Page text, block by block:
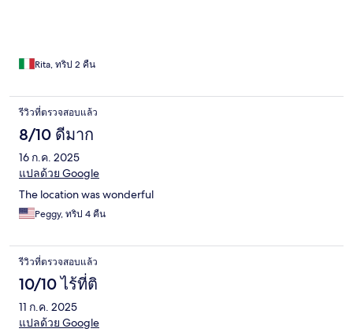
Rita, ทริป 2 คืน
รีวิวที่ตรวจสอบแล้ว
8/10 ดีมาก
16 ก.ค. 2025
แปลด้วย Google
The location was wonderful
Peggy, ทริป 4 คืน
รีวิวที่ตรวจสอบแล้ว
10/10 ไร้ที่ติ
11 ก.ค. 2025
แปลด้วย Google